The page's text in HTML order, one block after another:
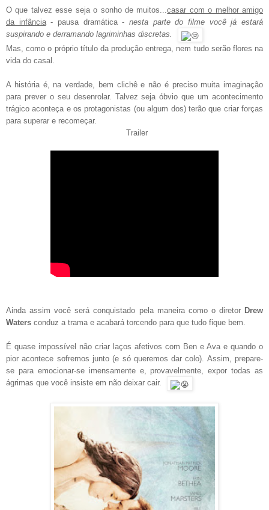
O que talvez esse seja o sonho de muitos...casar com o melhor amigo
da infância- pausa dramática - nesta parte do filme você já estará
suspirando e derramando lagriminhas discretas.
Mas, como o próprio título da produção entrega, nem tudo serão flores na
vida do casal.
A história é, na verdade, bem clichê e não é preciso muita imaginação
para prever o seu desenrolar. Talvez seja óbvio que um acontecimento
trágico aconteça e os protagonistas (ou algum dos) terão que criar forças
para superar e recomeçar.
Trailer
Ainda assim você será conquistado pela maneira como o diretor Drew
Waters conduz a trama e acabará torcendo para que tudo fique bem.
É quase impossível não criar laços afetivos com Ben e Ava e quando o
pior acontece sofremos junto (e só queremos dar colo). Assim, prepare-
se para emocionar-se imensamente e, provavelmente, expor todas as
ágrimas que você insiste em não deixar cair.